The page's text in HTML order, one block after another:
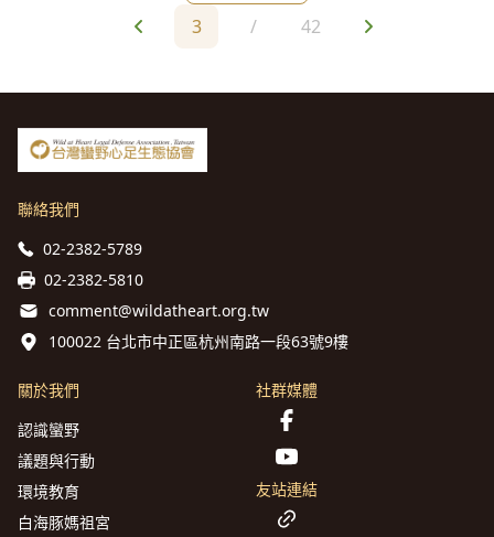
3 / 42
聯絡我們
02-2382-5789
02-2382-5810
comment@wildatheart.org.tw
100022 台北市中正區杭州南路一段63號9樓
關於我們
認識蠻野
議題與行動
環境教育
白海豚媽祖宮
社群媒體
友站連結